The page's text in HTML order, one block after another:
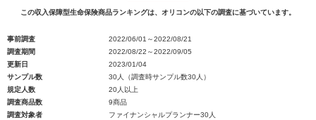
この収入保障型生命保険商品ランキングは、オリコンの以下の調査に基づいています。
事前調査
2022/06/01～2022/08/21
調査期間
2022/08/22～2022/09/05
更新日
2023/01/04
サンプル数
30人（調査時サンプル数30人）
規定人数
20人以上
調査商品数
9商品
調査対象者
ファイナンシャルプランナー30人